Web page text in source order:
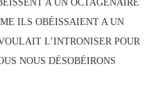
A UN OCTAGENAIRE
ILS OBÉISSAIENT A UN
L’INTRONISER POUR
NOUS DÉSOBÉIRONS